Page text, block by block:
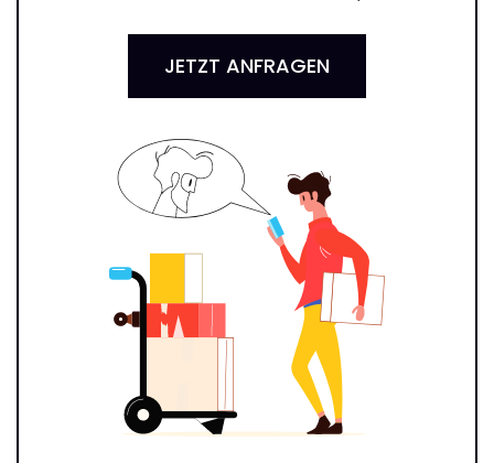
JETZT ANFRAGEN